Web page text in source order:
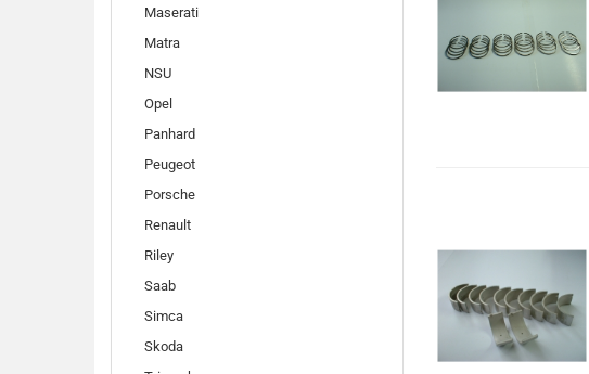
Maserati
Matra
NSU
Opel
Panhard
Peugeot
Porsche
Renault
Riley
Saab
Simca
Skoda